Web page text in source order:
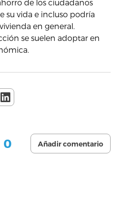
de los ciudadanos
su vida e incluso podría
en general.
se suelen adoptar en
0 Añadir comentario